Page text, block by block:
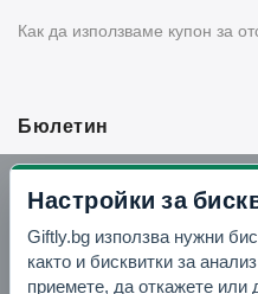
Как да използваме купон за
Бюлетин
Вземи -10% отстъпка в
Отвори Telegram
Настройки за
Giftly.bg използва нужни
както и бисквитки за
приемете, да откажете или